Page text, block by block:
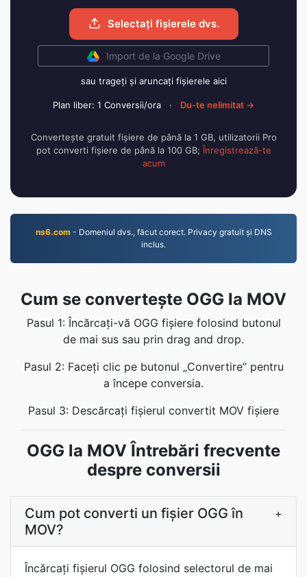
Selectați fișierele dvs.
Import de la Google Drive
sau trageți și aruncați fișierele aici
Plan liber: 1 Conversii/ora · Du-te nelimitat →
Convertește gratuit fișiere de până la 1 GB, utilizatorii Pro
pot converti fișiere de până la 100 GB; Înregistrează-te
acum
ns6.com- Domeniul dvs., făcut corect. Privacy gratuit și DNS
inclus.
Cum se convertește OGG la MOV
Pasul 1: Încărcați-vă OGG fișiere folosind butonul
de mai sus sau prin drag and drop.
Pasul 2: Faceți clic pe butonul „Convertire” pentru
a începe conversia.
Pasul 3: Descărcați fișierul convertit MOV fișiere
OGG la MOV Întrebări frecvente
despre conversii
Cum pot converti un fișier OGG în
MOV?
+
Încărcaţi fișierul OGG folosind selectorul de mai